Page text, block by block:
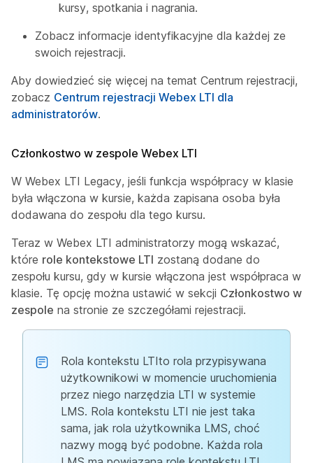
kursy, spotkania i nagrania.
Zobacz informacje identyfikacyjne dla każdej ze
swoich rejestracji.
Aby dowiedzieć się więcej na temat Centrum rejestracji,
zobacz Centrum rejestracji Webex LTI dla
administratorów.
Członkostwo w zespole Webex LTI
W Webex LTI Legacy, jeśli funkcja współpracy w klasie
była włączona w kursie, każda zapisana osoba była
dodawana do zespołu dla tego kursu.
Teraz w Webex LTI administratorzy mogą wskazać,
które role kontekstowe LTI zostaną dodane do
zespołu kursu, gdy w kursie włączona jest współpraca w
klasie. Tę opcję można ustawić w sekcji Członkostwo w
zespole na stronie ze szczegółami rejestracji.
Rola kontekstu LTIto rola przypisywana
użytkownikowi w momencie uruchomienia
przez niego narzędzia LTI w systemie
LMS. Rola kontekstu LTI nie jest taka
sama, jak rola użytkownika LMS, choć
nazwy mogą być podobne. Każda rola